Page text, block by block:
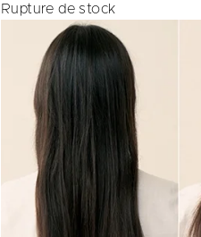
Rupture de stock